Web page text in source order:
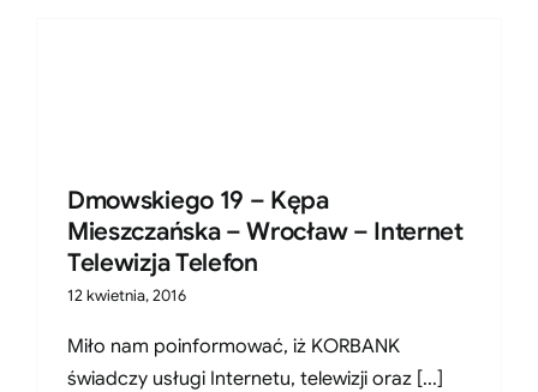
Dmowskiego 19 – Kępa
Mieszczańska – Wrocław – Internet
Telewizja Telefon
12 kwietnia, 2016
Miło nam poinformować, iż KORBANK
świadczy usługi Internetu, telewizji oraz [...]